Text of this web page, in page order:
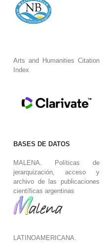
Arts and Humanities Citation
Index
BASES DE DATOS
MALENA. Políticas de
jerarquización, acceso y
archivo de las publicaciones
científicas argentinas
LATINOAMERICANA.